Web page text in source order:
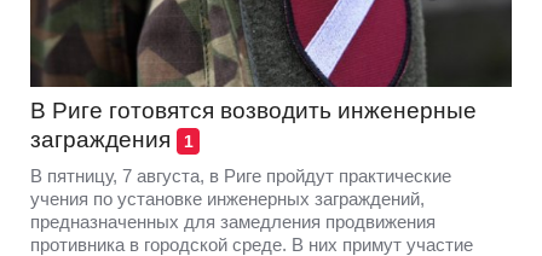
В Риге готовятся возводить инженерные
заграждения
1
В пятницу, 7 августа, в Риге пройдут практические
учения по установке инженерных заграждений,
предназначенных для замедления продвижения
противника в городской среде. В них примут участие